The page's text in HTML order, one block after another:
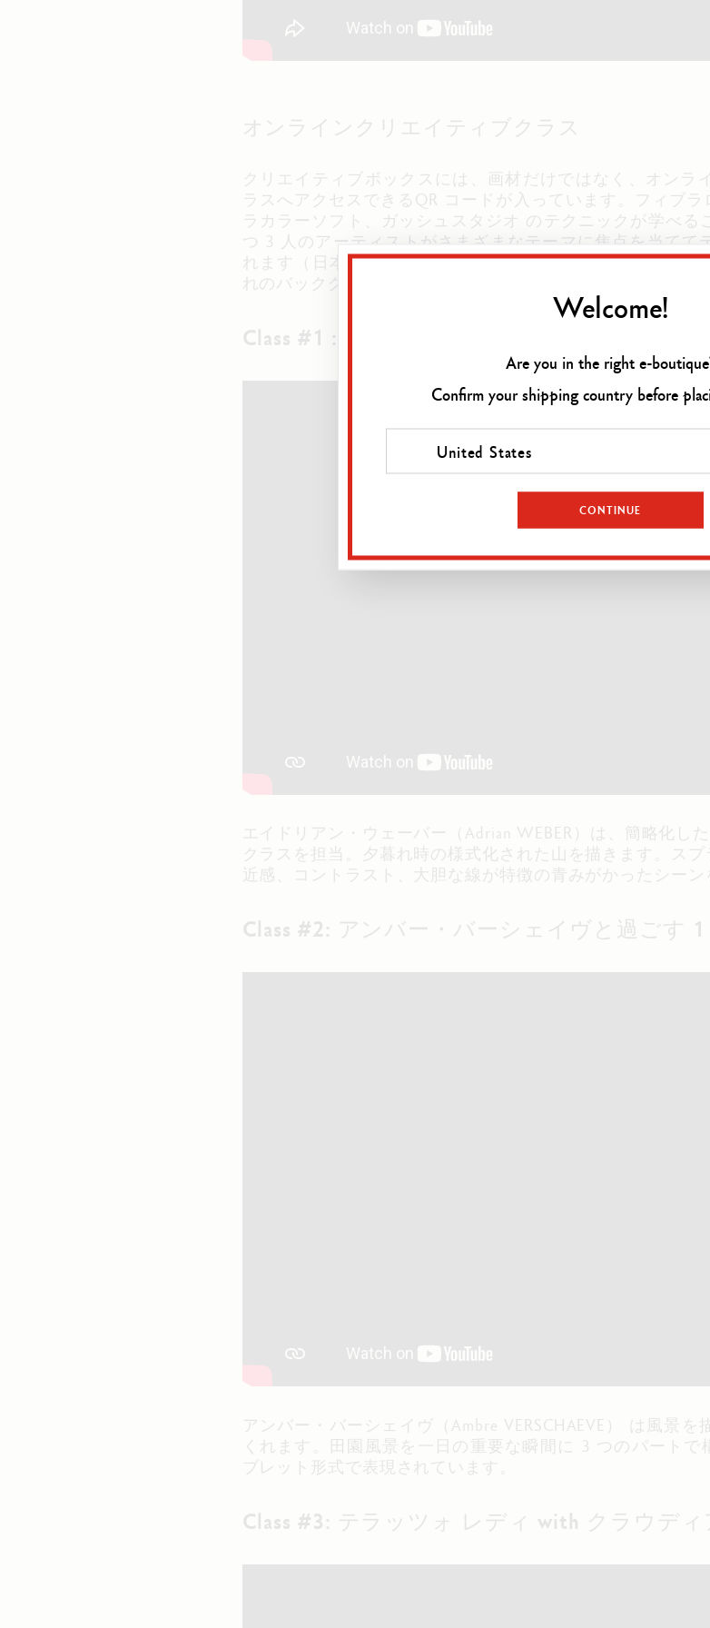
オンラインクリエイティブクラス
クリエイティブボックスには、画材だけではなく、オンラ
ラスへアクセスできるQR コードが入っています。フィブ
ラカラーソフト、ガッシュスタジオ のテクニックが学べ
つ 3 人のアーティストがさまざまなテーマに焦点を当てて
れます（日本語字幕付き）。講師はイラストレーターや教
れのバックグラウンドが現れたヒントやテクニックをアドバ
Class #1 : サンセット・マウンテン with エ
エイドリアン・ウェーバー（Adrian WEBER）は、簡略化し
クラスを担当。夕暮れ時の様式化された山を描きます。ス
近感、コントラスト、大胆な線が特徴の青みがかったシーン
Class #2: アンバー・バーシェイヴと過ごす 1
アンバー・バーシェイヴ（Ambre VERSCHAEVE） は風景
くれます。田園風景を一日の重要な瞬間に 3 つのパートで
ブレット形式で表現されています。
Class #3: テラッツォ レディ with クラウデ
Welcome!
Are you in the right e-
Confirm your shipping country before
United States
CONTINUE